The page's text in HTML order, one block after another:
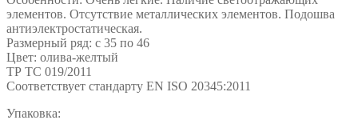
элементов. Отсутствие металлических элементов. Подошва
антиэлектростатическая.
Размерный ряд: с 35 по 46
Цвет: олива-желтый
ТР ТС 019/2011
Cоответствует стандарту EN ISO 20345:2011
Упаковка: